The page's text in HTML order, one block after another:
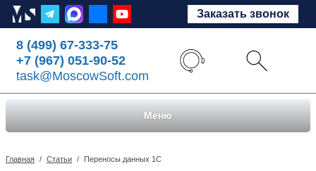
Заказать звонок
8 (499) 67-333-75
+7 (967) 051-90-52
task@MoscowSoft.com
Меню
Главная / Статьи / Переносы данных 1С